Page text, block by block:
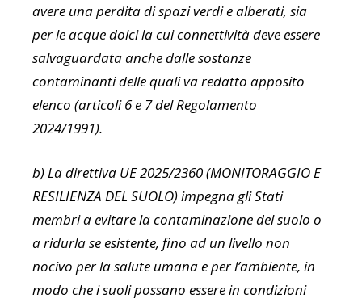
avere una perdita di spazi verdi e alberati, sia
per le acque dolci la cui connettività deve essere
salvaguardata anche dalle sostanze
contaminanti delle quali va redatto apposito
elenco (articoli 6 e 7 del Regolamento
2024/1991).
b) La direttiva UE 2025/2360 (MONITORAGGIO E
RESILIENZA DEL SUOLO) impegna gli Stati
membri a evitare la contaminazione del suolo o
a ridurla se esistente, fino ad un livello non
nocivo per la salute umana e per l’ambiente, in
modo che i suoli possano essere in condizioni